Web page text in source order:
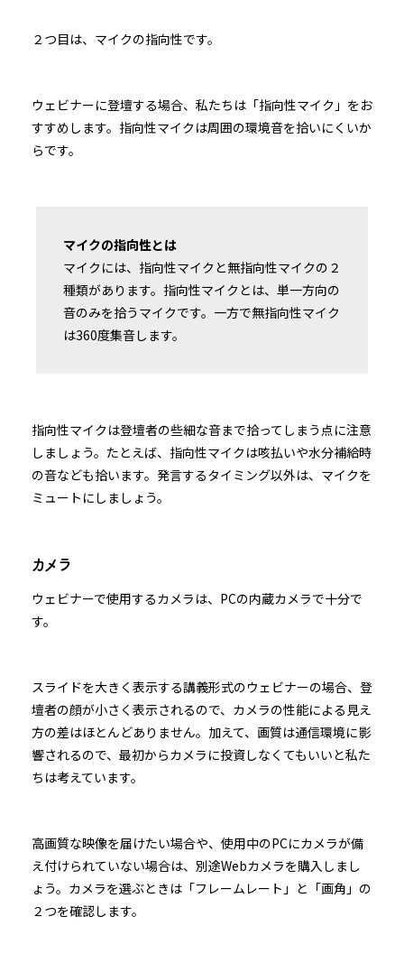
２つ目は、マイクの指向性です。
ウェビナーに登壇する場合、私たちは「指向性マイク」をお
すすめします。指向性マイクは周囲の環境音を拾いにくいか
らです。
マイクの指向性とは
マイクには、指向性マイクと無指向性マイクの２
種類があります。指向性マイクとは、単一方向の
音のみを拾うマイクです。一方で無指向性マイク
は360度集音します。
指向性マイクは登壇者の些細な音まで拾ってしまう点に注意
しましょう。たとえば、指向性マイクは咳払いや水分補給時
の音なども拾います。発言するタイミング以外は、マイクを
ミュートにしましょう。
カメラ
ウェビナーで使用するカメラは、PCの内蔵カメラで十分で
す。
スライドを大きく表示する講義形式のウェビナーの場合、登
壇者の顔が小さく表示されるので、カメラの性能による見え
方の差はほとんどありません。加えて、画質は通信環境に影
響されるので、最初からカメラに投資しなくてもいいと私た
ちは考えています。
高画質な映像を届けたい場合や、使用中のPCにカメラが備
え付けられていない場合は、別途Webカメラを購入しまし
ょう。カメラを選ぶときは「フレームレート」と「画角」の
２つを確認します。